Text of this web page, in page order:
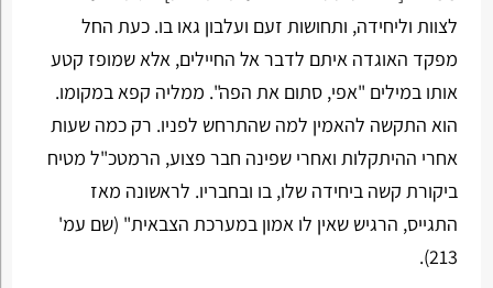
לצוות וליחידה, ותחושות זעם ועלבון גאו בו. כעת החל
מפקד האוגדה איתם לדבר אל החיילים, אלא שמופז קטע
אותו במילים "אפי, סתום את הפה". ממליה קפא במקומו.
הוא התקשה להאמין למה שהתרחש לפניו. רק כמה שעות
אחרי ההיתקלות ואחרי שפינה חבר פצוע, הרמטכ"ל מטיח
ביקורת קשה ביחידה שלו, בו ובחבריו. לראשונה מאז
התגייס, הרגיש שאין לו אמון במערכת הצבאית" (שם עמ'
213).